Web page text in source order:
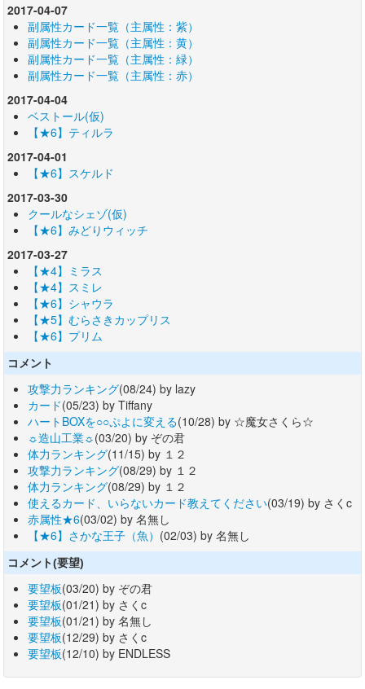
2017-04-07
副属性カード一覧（主属性：紫）
副属性カード一覧（主属性：黄）
副属性カード一覧（主属性：緑）
副属性カード一覧（主属性：赤）
2017-04-04
ベストール(仮)
【★6】ティルラ
2017-04-01
【★6】スケルド
2017-03-30
クールなシェゾ(仮)
【★6】みどりウィッチ
2017-03-27
【★4】ミラス
【★4】スミレ
【★6】シャウラ
【★5】むらさきカップリス
【★6】プリム
コメント
攻撃力ランキング(08/24) by lazy
カード(05/23) by Tiffany
ハートBOXを○○ぷよに変える(10/28) by ☆魔女さくら☆
☼造山工業☼(03/20) by ぞの君
体力ランキング(11/15) by １２
攻撃力ランキング(08/29) by １２
体力ランキング(08/29) by １２
使えるカード、いらないカード教えてください(03/19) by さくc
赤属性★6(03/02) by 名無し
【★6】さかな王子（魚） (02/03) by 名無し
コメント(要望)
要望板(03/20) by ぞの君
要望板(01/21) by さくc
要望板(01/21) by 名無し
要望板(12/29) by さくc
要望板(12/10) by ENDLESS